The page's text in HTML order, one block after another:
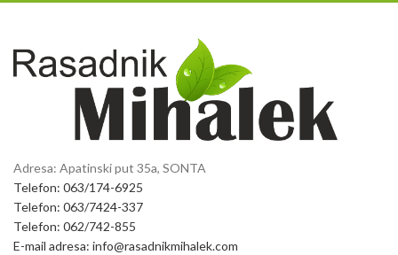
Adresa: Apatinski put 35a, SONTA
Telefon: 063/174-6925
Telefon: 063/7424-337
Telefon: 062/742-855
E-mail adresa: info@rasadnikmihalek.com